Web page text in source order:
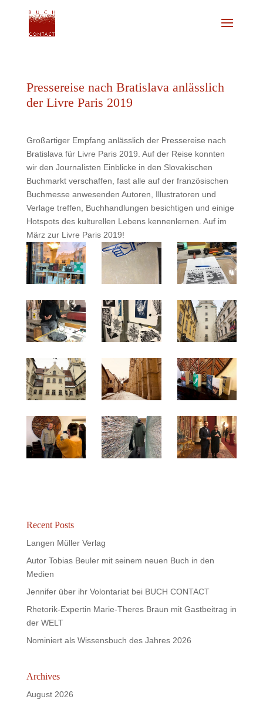
Pressereise nach Bratislava anlässlich
der Livre Paris 2019
Großartiger Empfang anlässlich der Pressereise nach
Bratislava für Livre Paris 2019. Auf der Reise konnten
wir den Journalisten Einblicke in den Slovakischen
Buchmarkt verschaffen, fast alle auf der französischen
Buchmesse anwesenden Autoren, Illustratoren und
Verlage treffen, Buchhandlungen besichtigen und einige
Hotspots des kulturellen Lebens kennenlernen. Auf im
März zur Livre Paris 2019!
Recent Posts
Langen Müller Verlag
Autor Tobias Beuler mit seinem neuen Buch in den
Medien
Jennifer über ihr Volontariat bei BUCH CONTACT
Rhetorik-Expertin Marie-Theres Braun mit Gastbeitrag in
der WELT
Nominiert als Wissensbuch des Jahres 2026
Archives
August 2026